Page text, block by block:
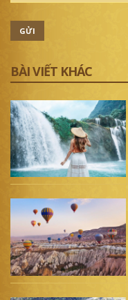
GỬI
BÀI VIẾT KHÁC